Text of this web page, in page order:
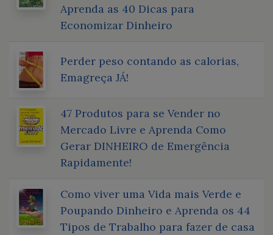
Aprenda as 40 Dicas para
Economizar Dinheiro
Perder peso contando as calorias,
Emagreça JÁ!
47 Produtos para se Vender no
Mercado Livre e Aprenda Como
Gerar DINHEIRO de Emergência
Rapidamente!
Como viver uma Vida mais Verde e
Poupando Dinheiro e Aprenda os 44
Tipos de Trabalho para fazer de casa